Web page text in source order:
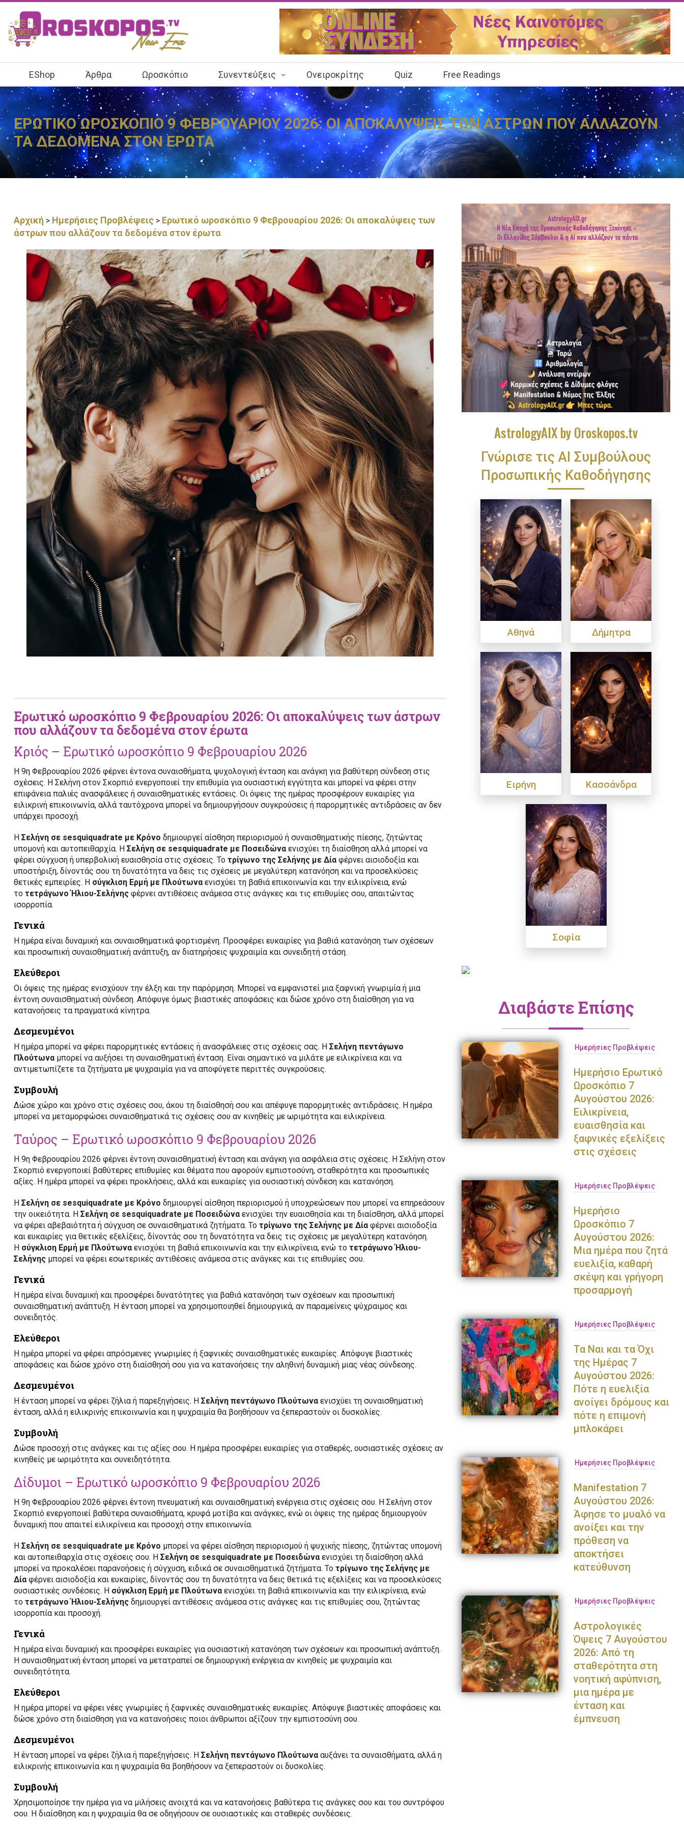
EShop Άρθρα Ωροσκόπιο Συνεντεύξεις Ονειροκρίτης Quiz Free Readings
ΕΡΩΤΙΚΟ ΩΡΟΣΚΟΠΙΟ 9 ΦΕΒΡΟΥΑΡΙΟΥ 2026: ΟΙ ΑΠΟΚΑΛΥΨΕΙΣ ΤΩΝ ΑΣΤΡΩΝ ΠΟΥ ΑΛΛΑΖΟΥΝ
ΤΑ ΔΕΔΟΜΕΝΑ ΣΤΟΝ ΕΡΩΤΑ
Αρχική > Ημερήσιες Προβλέψεις > Ερωτικό ωροσκόπιο 9 Φεβρουαρίου 2026: Οι αποκαλύψεις των
άστρων που αλλάζουν τα δεδομένα στον έρωτα
Ερωτικό ωροσκόπιο 9 Φεβρουαρίου 2026: Οι αποκαλύψεις των άστρων
που αλλάζουν τα δεδομένα στον έρωτα
Κριός – Ερωτικό ωροσκόπιο 9 Φεβρουαρίου 2026
Η 9η Φεβρουαρίου 2026 φέρνει έντονα συναισθήματα, ψυχολογική ένταση και ανάγκη για βαθύτερη σύνδεση στις
σχέσεις. Η Σελήνη στον Σκορπιό ενεργοποιεί την επιθυμία για ουσιαστική εγγύτητα και μπορεί να φέρει στην
επιφάνεια παλιές ανασφάλειες ή συναισθηματικές εντάσεις. Οι όψεις της ημέρας προσφέρουν ευκαιρίες για
ειλικρινή επικοινωνία, αλλά ταυτόχρονα μπορεί να δημιουργήσουν συγκρούσεις ή παρορμητικές αντιδράσεις αν δεν
υπάρχει προσοχή.
Η Σελήνη σε sesquiquadrate με Κρόνο δημιουργεί αίσθηση περιορισμού ή συναισθηματικής πίεσης, ζητώντας
υπομονή και αυτοπειθαρχία. Η Σελήνη σε sesquiquadrate με Ποσειδώναενισχύει τη διαίσθηση αλλά μπορεί να
φέρει σύγχυση ή υπερβολική ευαισθησία στις σχέσεις. Το τρίγωνο της Σελήνης με Δίαφέρνει αισιοδοξία και
υποστήριξη, δίνοντάς σου τη δυνατότητα να δεις τις σχέσεις με μεγαλύτερη κατανόηση και να προσελκύσεις
θετικές εμπειρίες. Η σύγκλιση Ερμή με Πλούτωναενισχύει τη βαθιά επικοινωνία και την ειλικρίνεια, ενώ
το τετράγωνο Ήλιου-Σελήνης φέρνει αντιθέσεις ανάμεσα στις ανάγκες και τις επιθυμίες σου, απαιτώντας
ισορροπία.
Γενικά
Η ημέρα είναι δυναμική και συναισθηματικά φορτισμένη. Προσφέρει ευκαιρίες για βαθιά κατανόηση των σχέσεων
και προσωπική συναισθηματική ανάπτυξη, αν διατηρήσεις ψυχραιμία και συνειδητή στάση.
Ελεύθεροι
Οι όψεις της ημέρας ενισχύουν την έλξη και την παρόρμηση. Μπορεί να εμφανιστεί μια ξαφνική γνωριμία ή μια
έντονη συναισθηματική σύνδεση. Απόφυγε όμως βιαστικές αποφάσεις και δώσε χρόνο στη διαίσθηση για να
κατανοήσεις τα πραγματικά κίνητρα.
Δεσμευμένοι
Η ημέρα μπορεί να φέρει παρορμητικές εντάσεις ή ανασφάλειες στις σχέσεις σας. Η Σελήνη πεντάγωνο
Πλούτωναμπορεί να αυξήσει τη συναισθηματική ένταση. Είναι σημαντικό να μιλάτε με ειλικρίνεια και να
αντιμετωπίζετε τα ζητήματα με ψυχραιμία για να αποφύγετε περιττές συγκρούσεις.
Συμβουλή
Δώσε χώρο και χρόνο στις σχέσεις σου, άκου τη διαίσθησή σου και απέφυγε παρορμητικές αντιδράσεις. Η ημέρα
μπορεί να μεταμορφώσει συναισθηματικά τις σχέσεις σου αν κινηθείς με ωριμότητα και ειλικρίνεια.
Ταύρος – Ερωτικό ωροσκόπιο 9 Φεβρουαρίου 2026
Η 9η Φεβρουαρίου 2026 φέρνει έντονη συναισθηματική ένταση και ανάγκη για ασφάλεια στις σχέσεις. Η Σελήνη στον
Σκορπιό ενεργοποιεί βαθύτερες επιθυμίες και θέματα που αφορούν εμπιστοσύνη, σταθερότητα και προσωπικές
αξίες. Η ημέρα μπορεί να φέρει προκλήσεις, αλλά και ευκαιρίες για ουσιαστική σύνδεση και κατανόηση.
Η Σελήνη σε sesquiquadrate με Κρόνο δημιουργεί αίσθηση περιορισμού ή υποχρεώσεων που μπορεί να επηρεάσουν
την οικειότητα. Η Σελήνη σε sesquiquadrate με Ποσειδώναενισχύει την ευαισθησία και τη διαίσθηση, αλλά μπορεί
να φέρει αβεβαιότητα ή σύγχυση σε συναισθηματικά ζητήματα. Το τρίγωνο της Σελήνης με Δίαφέρνει αισιοδοξία
και ευκαιρίες για θετικές εξελίξεις, δίνοντάς σου τη δυνατότητα να δεις τις σχέσεις με μεγαλύτερη κατανόηση.
Η σύγκλιση Ερμή με Πλούτωναενισχύει τη βαθιά επικοινωνία και την ειλικρίνεια, ενώ το τετράγωνο Ήλιου-
Σελήνης μπορεί να φέρει εσωτερικές αντιθέσεις ανάμεσα στις ανάγκες και τις επιθυμίες σου.
Γενικά
Η ημέρα είναι δυναμική και προσφέρει δυνατότητες για βαθιά κατανόηση των σχέσεων και προσωπική
συναισθηματική ανάπτυξη. Η ένταση μπορεί να χρησιμοποιηθεί δημιουργικά, αν παραμείνεις ψύχραιμος και
συνειδητός.
Ελεύθεροι
Η ημέρα μπορεί να φέρει απρόσμενες γνωριμίες ή ξαφνικές συναισθηματικές ευκαιρίες. Απόφυγε βιαστικές
αποφάσεις και δώσε χρόνο στη διαίσθησή σου για να κατανοήσεις την αληθινή δυναμική μιας νέας σύνδεσης.
Δεσμευμένοι
Η ένταση μπορεί να φέρει ζήλια ή παρεξηγήσεις. Η Σελήνη πεντάγωνο Πλούτωναενισχύει τη συναισθηματική
ένταση, αλλά η ειλικρινής επικοινωνία και η ψυχραιμία θα βοηθήσουν να ξεπεραστούν οι δυσκολίες.
Συμβουλή
Δώσε προσοχή στις ανάγκες και τις αξίες σου. Η ημέρα προσφέρει ευκαιρίες για σταθερές, ουσιαστικές σχέσεις αν
κινηθείς με ωριμότητα και συνειδητότητα.
Δίδυμοι – Ερωτικό ωροσκόπιο 9 Φεβρουαρίου 2026
Η 9η Φεβρουαρίου 2026 φέρνει έντονη πνευματική και συναισθηματική ενέργεια στις σχέσεις σου. Η Σελήνη στον
Σκορπιό ενεργοποιεί βαθύτερα συναισθήματα, κρυφά μοτίβα και ανάγκες, ενώ οι όψεις της ημέρας δημιουργούν
δυναμική που απαιτεί ειλικρίνεια και προσοχή στην επικοινωνία.
Η Σελήνη σε sesquiquadrate με Κρόνο μπορεί να φέρει αίσθηση περιορισμού ή ψυχικής πίεσης, ζητώντας υπομονή
και αυτοπειθαρχία στις σχέσεις σου. Η Σελήνη σε sesquiquadrate με Ποσειδώναενισχύει τη διαίσθηση αλλά
μπορεί να προκαλέσει παρανοήσεις ή σύγχυση, ειδικά σε συναισθηματικά ζητήματα. Το τρίγωνο της Σελήνης με
Δίαφέρνει αισιοδοξία και ευκαιρίες, δίνοντάς σου τη δυνατότητα να δεις θετικά τις εξελίξεις και να προσελκύσεις
ουσιαστικές συνδέσεις. Η σύγκλιση Ερμή με Πλούτωναενισχύει τη βαθιά επικοινωνία και την ειλικρίνεια, ενώ
το τετράγωνο Ήλιου-Σελήνης δημιουργεί αντιθέσεις ανάμεσα στις ανάγκες και τις επιθυμίες σου, ζητώντας
ισορροπία και προσοχή.
Γενικά
Η ημέρα είναι δυναμική και προσφέρει ευκαιρίες για ουσιαστική κατανόηση των σχέσεων και προσωπική ανάπτυξη.
Η συναισθηματική ένταση μπορεί να μετατραπεί σε δημιουργική ενέργεια αν κινηθείς με ψυχραιμία και
συνειδητότητα.
Ελεύθεροι
Η ημέρα μπορεί να φέρει νέες γνωριμίες ή ξαφνικές συναισθηματικές ευκαιρίες. Απόφυγε βιαστικές αποφάσεις και
δώσε χρόνο στη διαίσθηση για να κατανοήσεις ποιοι άνθρωποι αξίζουν την εμπιστοσύνη σου.
Δεσμευμένοι
Η ένταση μπορεί να φέρει ζήλια ή παρεξηγήσεις. Η Σελήνη πεντάγωνο Πλούτωνααυξάνει τα συναισθήματα, αλλά η
ειλικρινής επικοινωνία και η ψυχραιμία θα βοηθήσουν να ξεπεραστούν οι δυσκολίες.
Συμβουλή
Χρησιμοποίησε την ημέρα για να μιλήσεις ανοιχτά και να κατανοήσεις βαθύτερα τις ανάγκες σου και του συντρόφου
σου. Η διαίσθηση και η ψυχραιμία θα σε οδηγήσουν σε ουσιαστικές και σταθερές συνδέσεις.
AstrologyAIX by Oroskopos.tv
Γνώρισε τις ΑΙ Συμβούλους
Προσωπικής Καθοδήγησης
Αθηνά Δήμητρα
Ειρήνη Κασσάνδρα
Σοφία
Διαβάστε Επίσης
Ημερήσιες Προβλέψεις
Ημερήσιο Ερωτικό
Ωροσκόπιο 7
Αυγούστου 2026:
Ειλικρίνεια,
ευαισθησία και
ξαφνικές εξελίξεις
στις σχέσεις
Ημερήσιες Προβλέψεις
Ημερήσιο
Ωροσκόπιο 7
Αυγούστου 2026:
Μια ημέρα που ζητά
ευελιξία, καθαρή
σκέψη και γρήγορη
προσαρμογή
Ημερήσιες Προβλέψεις
Τα Ναι και τα Όχι
της Ημέρας 7
Αυγούστου 2026:
Πότε η ευελιξία
ανοίγει δρόμους και
πότε η επιμονή
μπλοκάρει
Ημερήσιες Προβλέψεις
Manifestation 7
Αυγούστου 2026:
Άφησε το μυαλό να
ανοίξει και την
πρόθεση να
αποκτήσει
κατεύθυνση
Ημερήσιες Προβλέψεις
Αστρολογικές
Όψεις 7 Αυγούστου
2026: Από τη
σταθερότητα στη
νοητική αφύπνιση,
μια ημέρα με
ένταση και
έμπνευση